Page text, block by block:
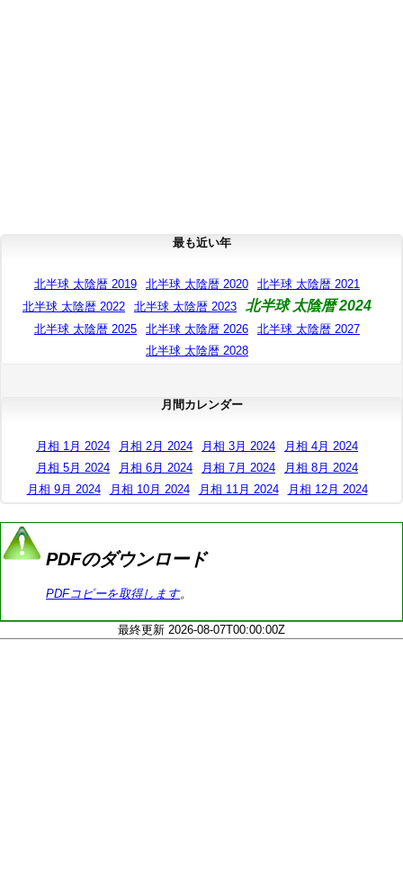
最も近い年
北半球 太陰暦 2019 北半球 太陰暦 2020
北半球 太陰暦 2021
北半球 太陰暦 2022
北半球 太陰暦 2023 北半球 太陰暦 2024
北半球 太陰暦 2025 北半球 太陰暦 2026
北半球 太陰暦 2027
北半球 太陰暦 2028
月間カレンダー
月相 1月 2024 月相 2月 2024 月相 3月 2024
月相 4月 2024
月相 5月 2024
月相 6月 2024 月相 7月 2024
月相 8月 2024
月相 9月 2024
月相 10月 2024 月相 11月 2024 月相 12月 2024
PDFのダウンロード
PDFコピーを取得します。
最終更新 2026-08-07T00:00:00Z